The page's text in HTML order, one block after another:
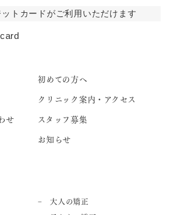
トカードがご利用いただけます
初めての方へ
クリニック案内・アクセス
せ
スタッフ募集
お知らせ
大人の矯正